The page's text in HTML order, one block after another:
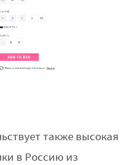
также высокая
в Россию из